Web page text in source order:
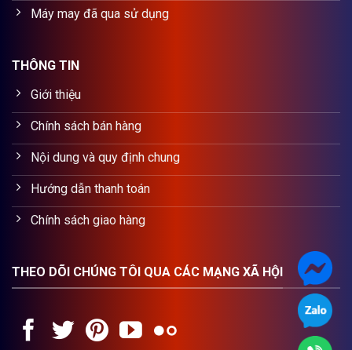
Máy may đã qua sử dụng
THÔNG TIN
Giới thiệu
Chính sách bán hàng
Nội dung và quy định chung
Hướng dẫn thanh toán
Chính sách giao hàng
THEO DÕI CHÚNG TÔI QUA CÁC MẠNG XÃ HỘI